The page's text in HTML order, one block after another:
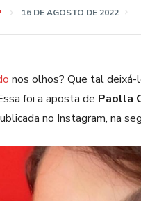
16 DE AGOSTO DE 2022
nos olhos? Que tal
foi a aposta de Paolla
no Instagram, na